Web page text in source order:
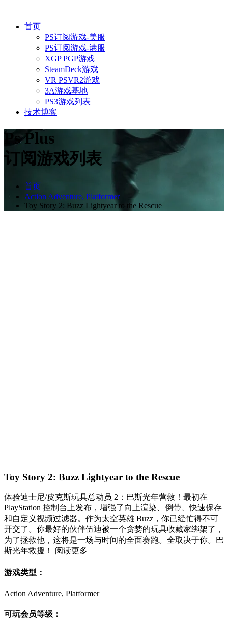
首页
PS订阅游戏-美服
PS订阅游戏-港服
XGP PGP游戏
SteamDeck游戏
VR PSVR2游戏
3A游戏基地
PS3游戏列表
技术博客
Ps Plus
订阅游戏列表
首页
Action Adventure, Platformer
Toy Story 2: Buzz Lightyear to the Rescue
Toy Story 2: Buzz Lightyear to the Rescue
体验迪士尼/皮克斯玩具总动员 2：巴斯光年营救！最初在
PlayStation 控制台上发布，增强了向上渲染、倒带、快速保存
和自定义视频过滤器。作为太空英雄 Buzz，你已经忙得不可
开交了。你最好的伙伴伍迪被一个贪婪的玩具收藏家绑架了，
为了拯救他，这将是一场与时间的全面赛跑。全取决于你。巴
斯光年救援！ 阅读更多
游戏类型：
Action Adventure, Platformer
可玩会员等级：